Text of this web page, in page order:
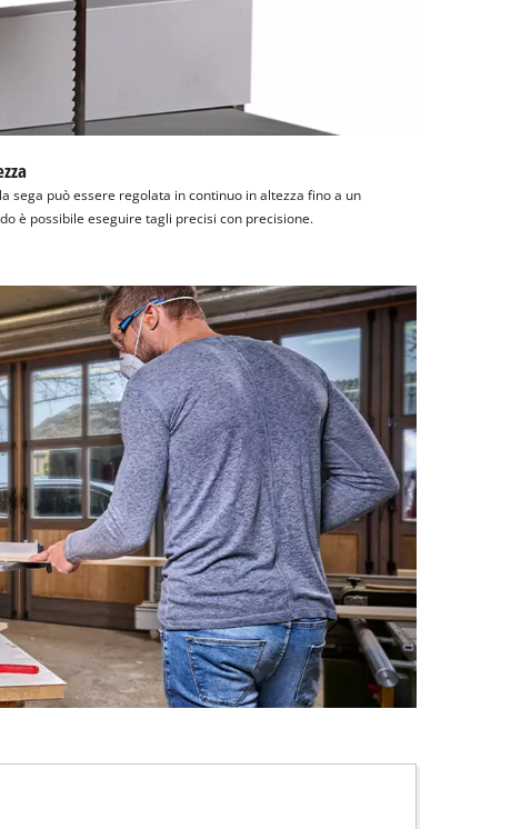
sega può essere regolata in continuo in altezza fino a un
è possibile eseguire tagli precisi con precisione.